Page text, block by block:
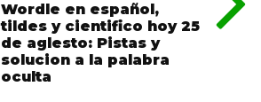
Wordle en español,
tildes y cientifico hoy 25
de aglesto: Pistas y
solucion a la palabra
oculta